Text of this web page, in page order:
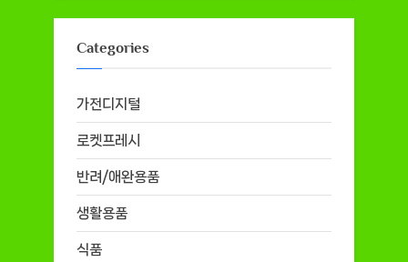
Categories
가전디지털
로켓프레시
반려/애완용품
생활용품
식품